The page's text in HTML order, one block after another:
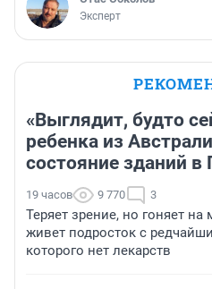
Эксперт
«Выглядит, будто
ребенка из
состояние зданий
19 часов 9 770 3
Теряет зрение, но гоняет
живет подросток с
которого нет лекарств